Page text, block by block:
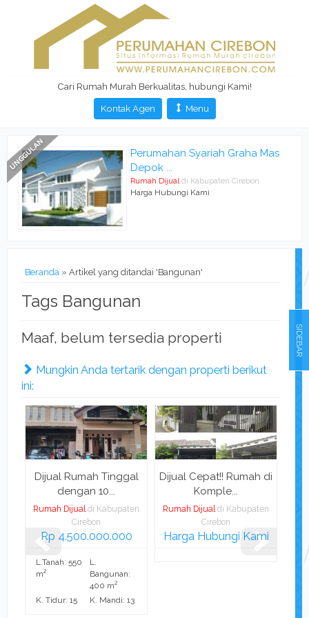
Cari Rumah Murah Berkualitas, hubungi Kami!
Kontak Agen
Menu
Perumahan Syariah Graha Mas
Depok ...
Rumah Dijual di Kabupaten Cirebon
Harga Hubungi Kami
Beranda » Artikel yang ditandai 'Bangunan'
Tags Bangunan
Maaf, belum tersedia properti
Mungkin Anda tertarik dengan properti berikut
ini:
Dijual Rumah Tinggal
dengan 10...
Rumah Dijual di Kabupaten
Cirebon
Rp 4.500.000.000
L.Tanah: 550
m2
L.
Bangunan:
400 m2
K. Tidur: 15 K. Mandi: 13
Dijual Cepat!! Rumah di
Komple...
Rumah Dijual di Kabupaten
Cirebon
Harga Hubungi Kami
SIDEBAR